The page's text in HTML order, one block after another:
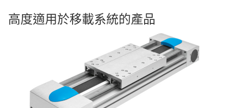
高度適用於移載系統的產品